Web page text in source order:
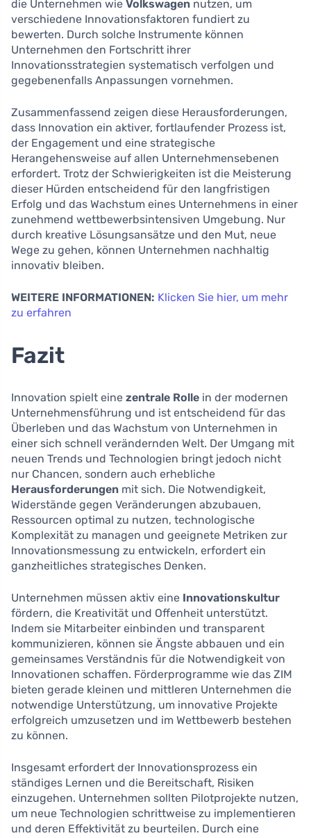
die Unternehmen wie Volkswagen nutzen, um
verschiedene Innovationsfaktoren fundiert zu
bewerten. Durch solche Instrumente können
Unternehmen den Fortschritt ihrer
Innovationsstrategien systematisch verfolgen und
gegebenenfalls Anpassungen vornehmen.
Zusammenfassend zeigen diese Herausforderungen,
dass Innovation ein aktiver, fortlaufender Prozess ist,
der Engagement und eine strategische
Herangehensweise auf allen Unternehmensebenen
erfordert. Trotz der Schwierigkeiten ist die Meisterung
dieser Hürden entscheidend für den langfristigen
Erfolg und das Wachstum eines Unternehmens in einer
zunehmend wettbewerbsintensiven Umgebung. Nur
durch kreative Lösungsansätze und den Mut, neue
Wege zu gehen, können Unternehmen nachhaltig
innovativ bleiben.
WEITERE INFORMATIONEN: Klicken Sie hier, um mehr
zu erfahren
Fazit
Innovation spielt eine zentrale Rolle in der modernen
Unternehmensführung und ist entscheidend für das
Überleben und das Wachstum von Unternehmen in
einer sich schnell verändernden Welt. Der Umgang mit
neuen Trends und Technologien bringt jedoch nicht
nur Chancen, sondern auch erhebliche
Herausforderungen mit sich. Die Notwendigkeit,
Widerstände gegen Veränderungen abzubauen,
Ressourcen optimal zu nutzen, technologische
Komplexität zu managen und geeignete Metriken zur
Innovationsmessung zu entwickeln, erfordert ein
ganzheitliches strategisches Denken.
Unternehmen müssen aktiv eine Innovationskultur
fördern, die Kreativität und Offenheit unterstützt.
Indem sie Mitarbeiter einbinden und transparent
kommunizieren, können sie Ängste abbauen und ein
gemeinsames Verständnis für die Notwendigkeit von
Innovationen schaffen. Förderprogramme wie das ZIM
bieten gerade kleinen und mittleren Unternehmen die
notwendige Unterstützung, um innovative Projekte
erfolgreich umzusetzen und im Wettbewerb bestehen
zu können.
Insgesamt erfordert der Innovationsprozess ein
ständiges Lernen und die Bereitschaft, Risiken
einzugehen. Unternehmen sollten Pilotprojekte nutzen,
um neue Technologien schrittweise zu implementieren
und deren Effektivität zu beurteilen. Durch eine